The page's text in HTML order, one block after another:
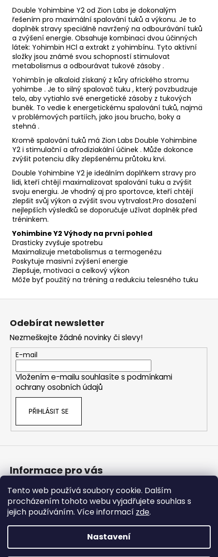
Tento web používá soubory cookie. Dalším
procházením tohoto webu vyjadřujete souhlas s
jejich používáním. Více informací zde.
Nastavení
Double Yohimbine Y2 od Zion Labs je dokonalým
řešením pro maximální spalování tuků a výkonu. Je to
doplněk stravy speciálně navržený na odbourávání tuků
a zvýšení energie. Obsahuje kombinaci dvou účinných
látek: Yohimbin HCl a extrakt z yohimbínu. Tyto aktivní
složky jsou známé svou schopností stimulovat
metabolismus a odbourávat tukové zásoby .
Yohimbín je alkaloid získaný z kůry afrického stromu
yohimbe . Je to silný spalovač tuku , který povzbudzuje
telo, aby vytiahlo své energetické zásoby z tukových
buněk. To vedie k energetickému spalování tuků, najmä
v problémových partiích, jako jsou brucho, boky a
stehná .
Kromě spalování tuků má Zion Labs Double Yohimbine
Y2 i stimulační a afrodiziakální účinek . Může dokonce
zvýšit potenciu díky zlepšenému průtoku krvi.
Double Yohimbine Y2 je ideálním doplňkem stravy pro
lidi, kteří chtějí maximalizovat spalování tuku a zvýšit
svoju energiu. Je vhodný aj pro sportovce, kteří chtějí
zlepšit svůj výkon a zvýšit svou vytrvalost.Pro dosažení
nejlepších výsledků se doporučuje užívat doplněk před
tréninkem.
Yohimbine Y2 Výhody na první pohled
Drasticky zvyšuje spotrebu
Maximalizuje metabolismus a termogenézu
Poskytuje masivní zvýšení energie
Zlepšuje, motivaci a celkový výkon
Môže byť použitý na tréning a redukciu telesného tuku
Odebírat newsletter
Nezmeškejte žádné novinky či slevy!
E-mail
Vložením e-mailu souhlasíte s podmínkami
ochrany osobních údajů
PŘIHLÁSIT SE
Informace pro vás
Bonusový program
Obchodní podmínky
Podmínky ochrany osobních údajů